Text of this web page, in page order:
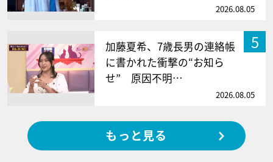
2026.08.05
5
加藤夏希、7歳長男の連絡帳
に書かれた衝撃の“お知ら
せ” 原因不明…
2026.08.05
もっと見る